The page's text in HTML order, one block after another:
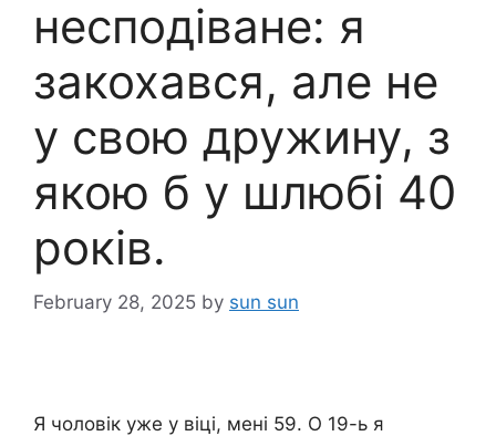
несподіване: я
закохався, але не
у свою дружину, з
якою б у шлюбі 40
років.
February 28, 2025 by sun sun
Я чоловік уже у віці, мені 59. О 19-ь я